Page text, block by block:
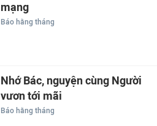
mạng
Báo hằng tháng
Nhớ Bác, nguyện cùng Người
vươn tới mãi
Báo hằng tháng